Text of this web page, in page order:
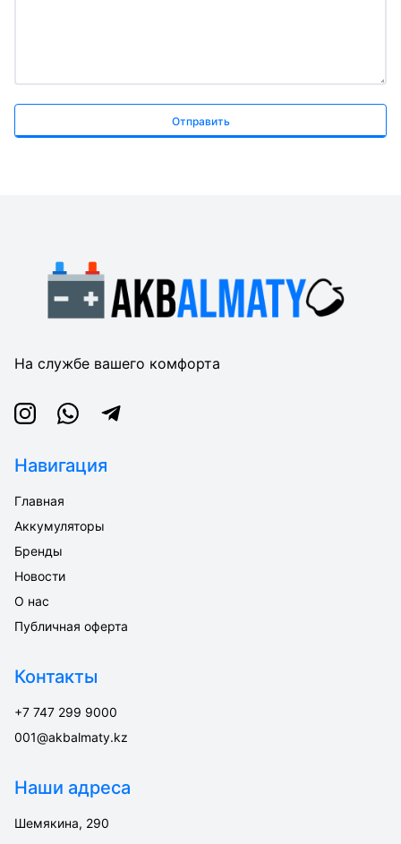
Отправить
На службе вашего комфорта
InstagramWhatsappTelegram
Навигация
Главная
Аккумуляторы
Бренды
Новости
О нас
Публичная оферта
Контакты
+7 747 299 9000
001@akbalmaty.kz
Наши адреса
Шемякина, 290